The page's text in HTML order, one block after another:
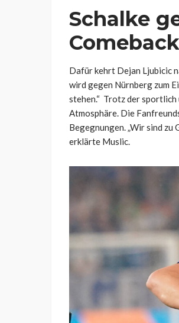
Schalke
Dafür kehrt Dejan Ljubicic
wird gegen Nürnberg zum
stehen.“ Trotz der sportlich
Atmosphäre. Die
Begegnungen. „Wir sind
erklärte Muslic.